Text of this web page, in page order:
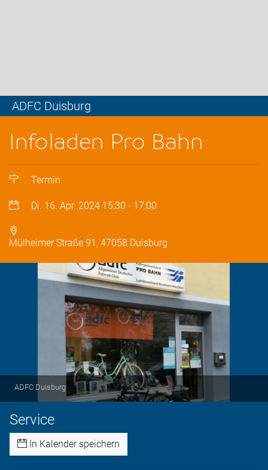
ADFC Duisburg
Infoladen Pro Bahn
Termin
Di. 16. Apr. 2024 15:30 - 17:00
Mülheimer Straße 91, 47058 Duisburg
ADFC Duisburg
Service
In Kalender speichern